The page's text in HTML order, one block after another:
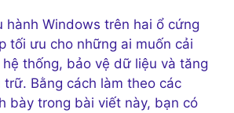
hành Windows trên hai ổ cứng
tối ưu cho những ai muốn cải
thống, bảo vệ dữ liệu và tăng
Bằng cách làm theo các
bày trong bài viết này, bạn có